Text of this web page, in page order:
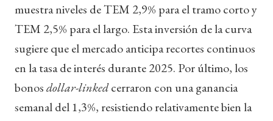
muestra niveles de TEM 2,9% para el tramo corto y
TEM 2,5% para el largo. Esta inversión de la curva
sugiere que el mercado anticipa recortes continuos
en la tasa de interés durante 2025. Por último, los
bonosdollar-linkedcerraron con una ganancia
semanal del 1,3%, resistiendo relativamente bien la